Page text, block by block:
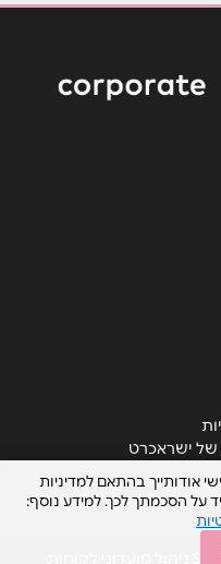
של ישראכרט
אודותייך בהתאם למדיניות
על הסכמתך לכך. למידע נוסף: